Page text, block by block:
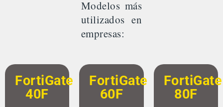
Modelos más
utilizados en
empresas:
FortiGate
40F
FortiGate
60F
FortiGate
80F